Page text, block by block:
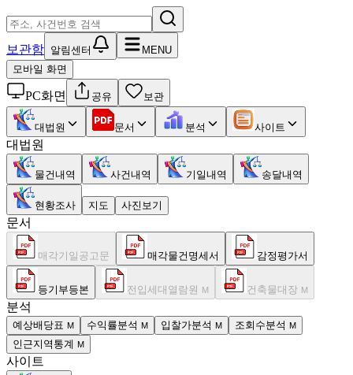
보관함 알림센터
MENU
모바일 화면
PC화면 공유 보관
대법원 문서 분석 사이트
대법원
물건내역 사건내역 기일내역 송달내역
현황조사 지도 사진보기
문서
매각기일공고문 매각물건명세서 감정평가서
등기부등본 전입세대열람원 M 건축물대장 M
분석
예상배당표 M 수익률분석 M 입찰가분석 M 조회수분석 M
인근지역통계 M
사이트